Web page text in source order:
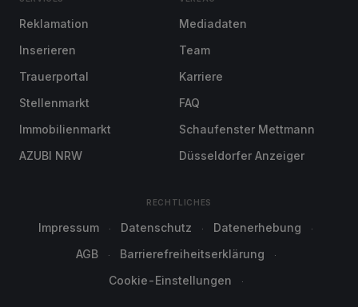
Reklamation
Inserieren
Trauerportal
Stellenmarkt
Immobilienmarkt
AZUBI NRW
Mediadaten
Team
Karriere
FAQ
Schaufenster Mettmann
Düsseldorfer Anzeiger
RECHTLICHES
Impressum Datenschutz
Datenerhebung
AGB
Barrierefreiheitserklärung
Cookie-Einstellungen